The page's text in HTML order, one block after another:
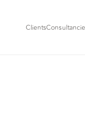
Clients